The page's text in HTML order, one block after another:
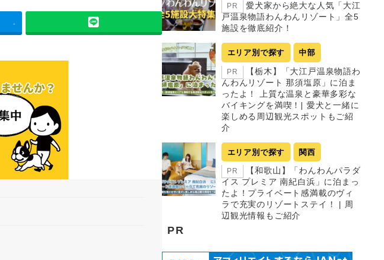
-
PR
愛犬家から絶大な人気「大江
戸温泉物語わんわんリゾート」全5
施設を徹底紹介！
エリア別で探す 中部
PR
【栃木】「大江戸温泉物語わ
んわんリゾート 那須塩原」に泊ま
ったよ！ 上質な温泉と豪華多彩な
バイキングを満喫！| 愛犬と一緒に
楽しめる周辺観光スポットもご紹
介
エリア別で探す 関西
PR
【和歌山】「わんわんパラダ
イス プレミア 南紀白浜」に泊まっ
たよ！プライベート感満載のヴィ
ラで充実のリゾートステイ！ | 周
辺観光情報もご紹介
PR